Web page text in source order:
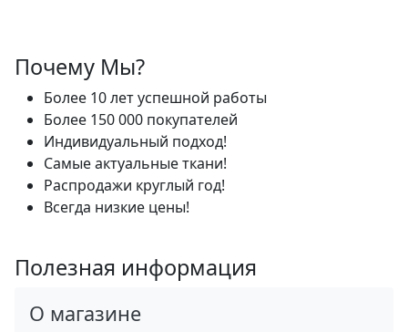
Почему Мы?
Более 10 лет успешной работы
Более 150 000 покупателей
Индивидуальный подход!
Самые актуальные ткани!
Распродажи круглый год!
Всегда низкие цены!
Полезная информация
О магазине